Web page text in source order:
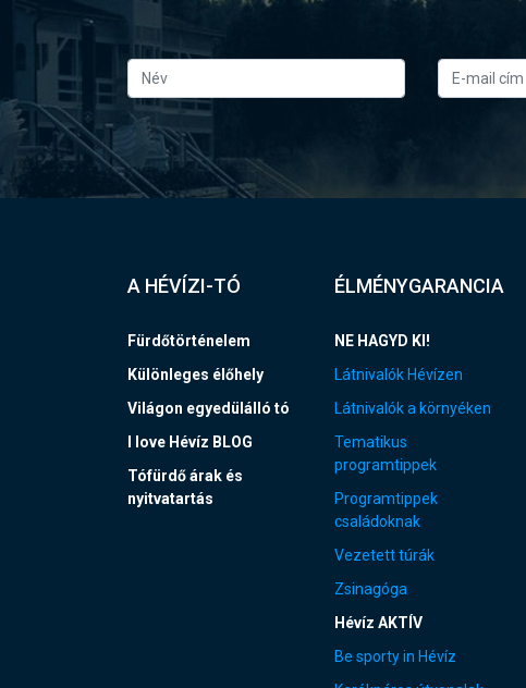
A HÉVÍZI-TÓ
Fürdőtörténelem
Különleges élőhely
Világon egyedülálló tó
I love Hévíz BLOG
Tófürdő árak és
nyitvatartás
ÉLMÉNYGARANCIA
NE HAGYD KI!
Látnivalók Hévízen
Látnivalók a környéken
Tematikus
programtippek
Programtippek
családoknak
Vezetett túrák
Zsinagóga
Hévíz AKTÍV
Be sporty in Hévíz